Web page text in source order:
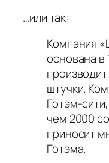
…или так:
Компания
основана в
штучки.
Готэм-
чем 2000
приносит
Готэма.